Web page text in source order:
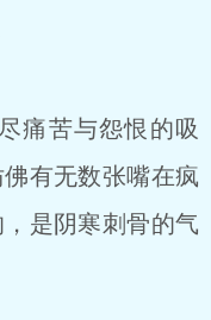
痛苦与怨恨的吸
有无数张嘴在疯
是阴寒刺骨的气